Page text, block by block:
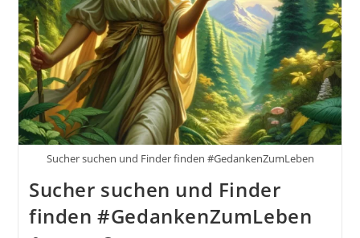
Sucher suchen und Finder finden #GedankenZumLeben
Sucher suchen und Finder
finden #GedankenZumLeben